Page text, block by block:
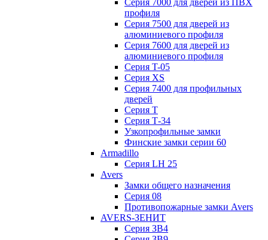
Серия 7000 для дверей из ПВХ
профиля
Серия 7500 для дверей из
алюминиевого профиля
Серия 7600 для дверей из
алюминиевого профиля
Серия T-05
Серия XS
Серия 7400 для профильных
дверей
Серия Т
Серия Т-34
Узкопрофильные замки
Финские замки серии 60
Armadillo
Серия LH 25
Avers
Замки общего назначения
Серия 08
Противопожарные замки Avers
AVERS-ЗЕНИТ
Серия ЗВ4